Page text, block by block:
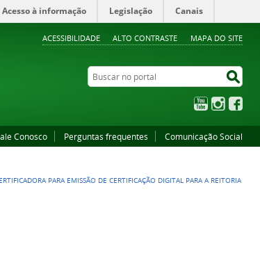
ACESSIBILIDADE ALTO CONTRASTE MAPA DO SITE
Acesso à informação Legislação Canais
Buscar no portal
YouTubeInstagram
Conosco Perguntas frequentes Comunicação Social
PARA EMISSÃO DE CERTIFICAÇÃO DIGITAL PARA A REITORIA